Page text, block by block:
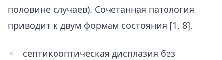
половине случаев). Сочетанная патология
приводит к двум формам состояния [1, 8].
септикооптическая дисплазия без